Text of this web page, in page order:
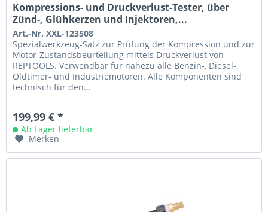
Kompressions- und Druckverlust-Tester, über
Zünd-, Glühkerzen und Injektoren,...
Art.-Nr. XXL-123508
Spezialwerkzeug-Satz zur Prüfung der Kompression und zur
Motor-Zustandsbeurteilung mittels Druckverlust von
REPTOOLS. Verwendbar für nahezu alle Benzin-, Diesel-,
Oldtimer- und Industriemotoren. Alle Komponenten sind
technisch für den...
199,99 € *
Ab Lager lieferbar
Merken